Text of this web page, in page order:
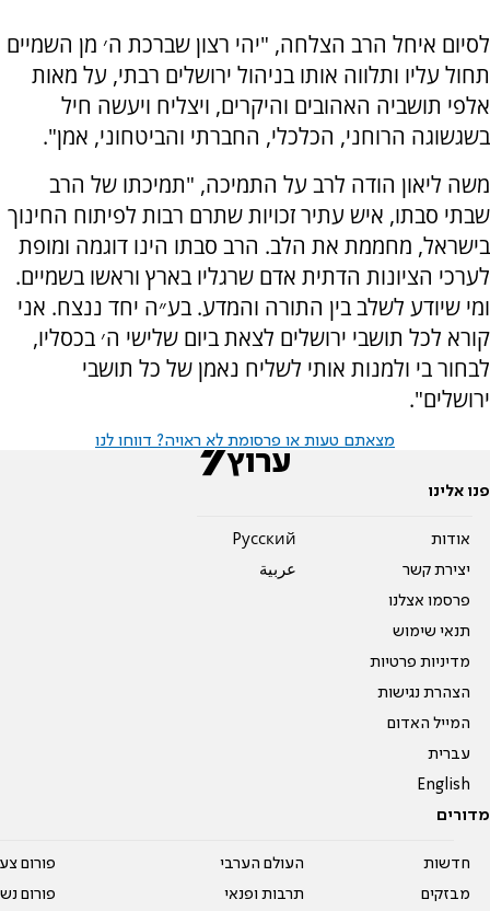
לסיום איחל הרב הצלחה, "יהי רצון שברכת ה׳ מן השמיים
תחול עליו ותלווה אותו בניהול ירושלים רבתי, על מאות
אלפי תושביה האהובים והיקרים, ויצליח ויעשה חיל
בשגשוגה הרוחני, הכלכלי, החברתי והביטחוני, אמן".
משה ליאון הודה לרב על התמיכה, "תמיכתו של הרב
שבתי סבתו, איש עתיר זכויות שתרם רבות לפיתוח החינוך
בישראל, מחממת את הלב. הרב סבתו הינו דוגמה ומופת
לערכי הציונות הדתית אדם שרגליו בארץ וראשו בשמיים.
ומי שיודע לשלב בין התורה והמדע. בע״ה יחד ננצח. אני
קורא לכל תושבי ירושלים לצאת ביום שלישי ה׳ בכסליו,
לבחור בי ולמנות אותי לשליח נאמן של כל תושבי
ירושלים".
מצאתם טעות או פרסומת לא ראויה? דווחו לנו
פנו אלינו
אודות
יצירת קשר
פרסמו אצלנו
תנאי שימוש
מדיניות פרטיות
הצהרת נגישות
המייל האדום
עברית
English
Pусский
عربية
מדורים
חדשות
מבזקים
העולם הערבי
תרבות ופנאי
פורום
פורום